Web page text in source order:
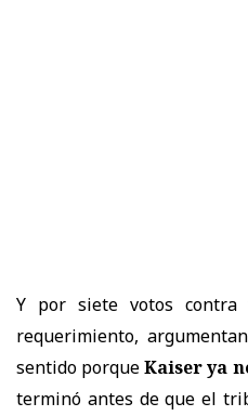
Y por siete votos
requerimiento,
sentido porqueKaiser ya
terminó antes de que el